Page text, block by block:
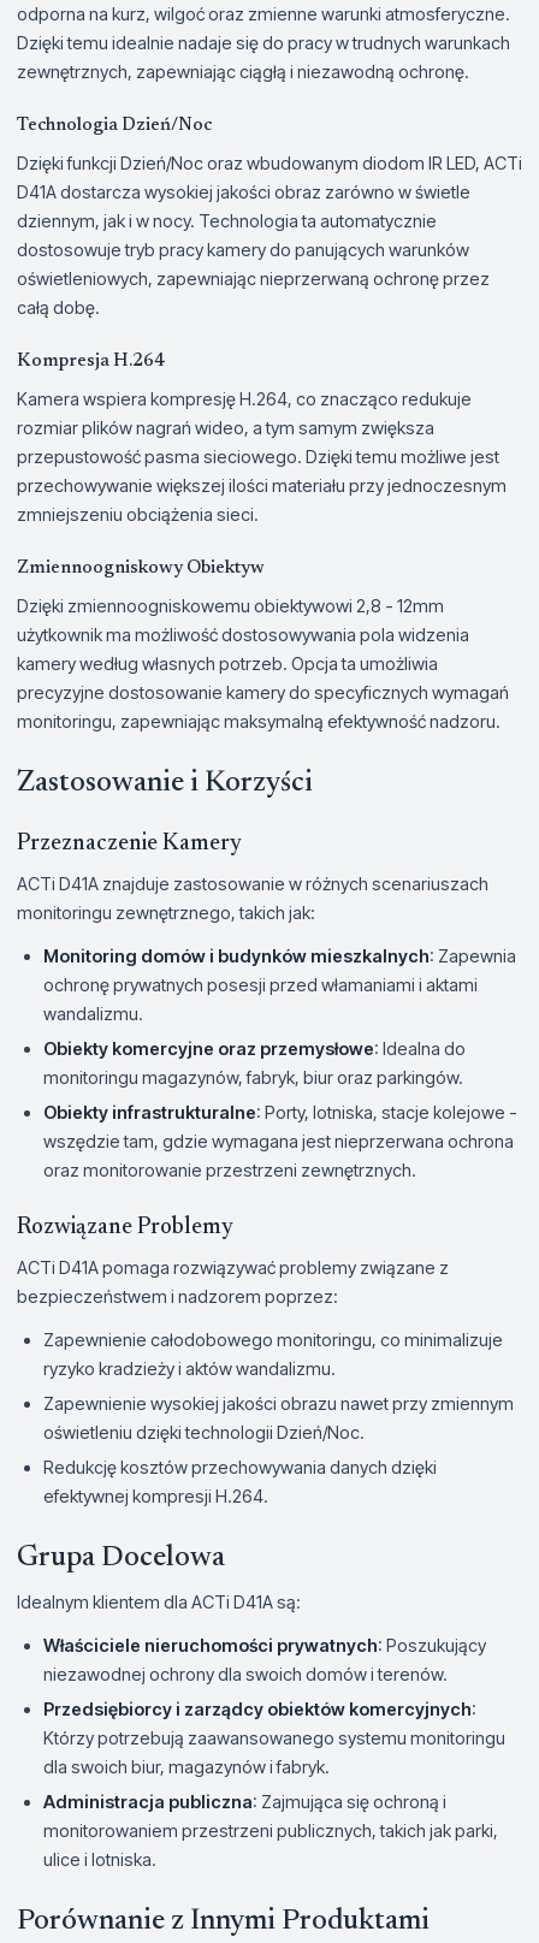
odporna na kurz, wilgoć oraz zmienne warunki atmosferyczne.
Dzięki temu idealnie nadaje się do pracy w trudnych warunkach
zewnętrznych, zapewniając ciągłą i niezawodną ochronę.
Technologia Dzień/Noc
Dzięki funkcji Dzień/Noc oraz wbudowanym diodom IR LED, ACTi
D41A dostarcza wysokiej jakości obraz zarówno w świetle
dziennym, jak i w nocy. Technologia ta automatycznie
dostosowuje tryb pracy kamery do panujących warunków
oświetleniowych, zapewniając nieprzerwaną ochronę przez
całą dobę.
Kompresja H.264
Kamera wspiera kompresję H.264, co znacząco redukuje
rozmiar plików nagrań wideo, a tym samym zwiększa
przepustowość pasma sieciowego. Dzięki temu możliwe jest
przechowywanie większej ilości materiału przy jednoczesnym
zmniejszeniu obciążenia sieci.
Zmiennoogniskowy Obiektyw
Dzięki zmiennoogniskowemu obiektywowi 2,8 - 12mm
użytkownik ma możliwość dostosowywania pola widzenia
kamery według własnych potrzeb. Opcja ta umożliwia
precyzyjne dostosowanie kamery do specyficznych wymagań
monitoringu, zapewniając maksymalną efektywność nadzoru.
Zastosowanie i Korzyści
Przeznaczenie Kamery
ACTi D41A znajduje zastosowanie w różnych scenariuszach
monitoringu zewnętrznego, takich jak:
Monitoring domów i budynków mieszkalnych: Zapewnia
ochronę prywatnych posesji przed włamaniami i aktami
wandalizmu.
Obiekty komercyjne oraz przemysłowe: Idealna do
monitoringu magazynów, fabryk, biur oraz parkingów.
Obiekty infrastrukturalne: Porty, lotniska, stacje kolejowe -
wszędzie tam, gdzie wymagana jest nieprzerwana ochrona
oraz monitorowanie przestrzeni zewnętrznych.
Rozwiązane Problemy
ACTi D41A pomaga rozwiązywać problemy związane z
bezpieczeństwem i nadzorem poprzez:
Zapewnienie całodobowego monitoringu, co minimalizuje
ryzyko kradzieży i aktów wandalizmu.
Zapewnienie wysokiej jakości obrazu nawet przy zmiennym
oświetleniu dzięki technologii Dzień/Noc.
Redukcję kosztów przechowywania danych dzięki
efektywnej kompresji H.264.
Grupa Docelowa
Idealnym klientem dla ACTi D41A są:
Właściciele nieruchomości prywatnych: Poszukujący
niezawodnej ochrony dla swoich domów i terenów.
Przedsiębiorcy i zarządcy obiektów komercyjnych:
Którzy potrzebują zaawansowanego systemu monitoringu
dla swoich biur, magazynów i fabryk.
Administracja publiczna: Zajmująca się ochroną i
monitorowaniem przestrzeni publicznych, takich jak parki,
ulice i lotniska.
Porównanie z Innymi Produktami